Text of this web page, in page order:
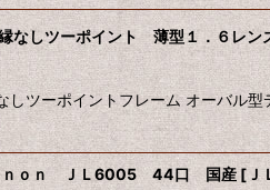
しツーポイント 薄型１．６レン
ーポイントフレーム オーバル型
ｎｏｎ ＪＬ6005 44口 国産[